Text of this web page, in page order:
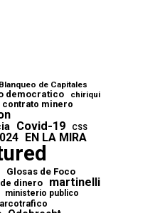
Blanqueo de Capitales
democratico chiriqui
contrato minero
Covid-19 CSS
EN LA MIRA
Glosas de Foco
dinero martinelli
ministerio publico